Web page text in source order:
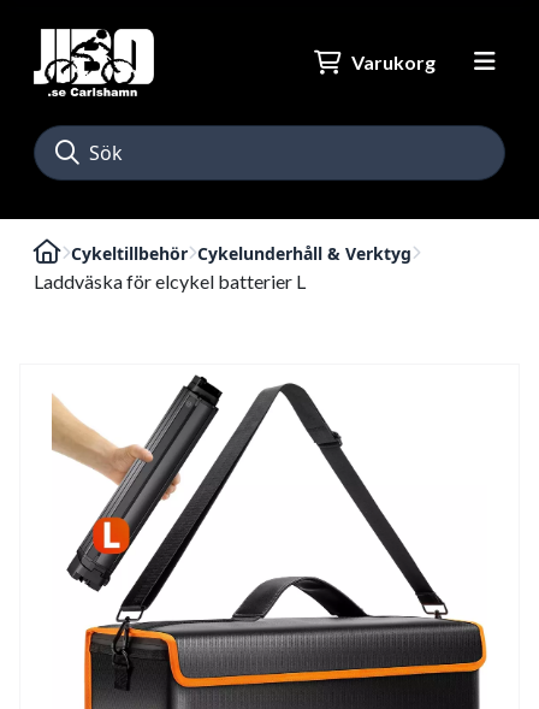
Varukorg
Cykeltillbehör Cykelunderhåll & Verktyg
Laddväska för elcykel batterier L